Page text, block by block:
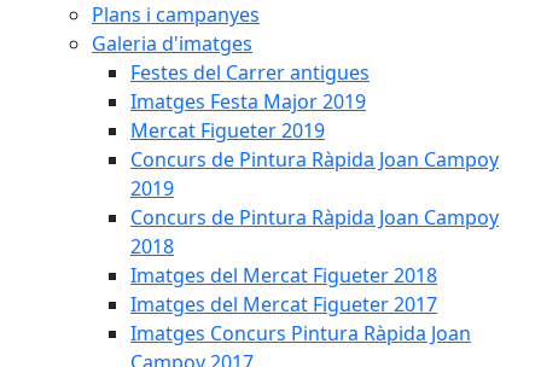
Plans i campanyes
Galeria d'imatges
Festes del Carrer antigues
Imatges Festa Major 2019
Mercat Figueter 2019
Concurs de Pintura Ràpida Joan Campoy
2019
Concurs de Pintura Ràpida Joan Campoy
2018
Imatges del Mercat Figueter 2018
Imatges del Mercat Figueter 2017
Imatges Concurs Pintura Ràpida Joan